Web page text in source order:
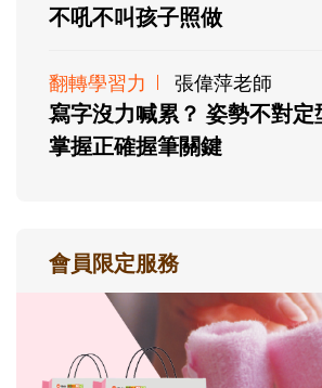
不吼不叫孩子照做
翻轉學習力 張偉萍老師
寫字沒力喊累？ 姿勢不對定
掌握正確握筆關鍵
會員限定服務